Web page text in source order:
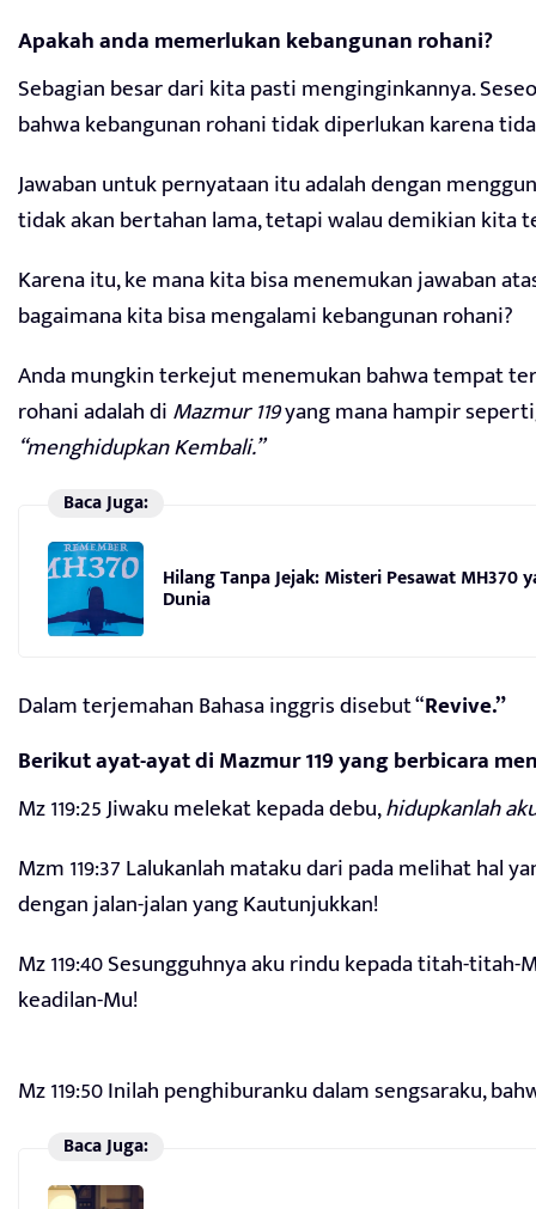
Apakah anda memerlukan kebangunan rohani?
Sebagian besar dari kita pasti menginginkannya.
bahwa kebangunan rohani tidak diperlukan karena
Jawaban untuk pernyataan itu adalah dengan
tidak akan bertahan lama, tetapi walau demikian kita
Karena itu, ke mana kita bisa menemukan jawaban
bagaimana kita bisa mengalami kebangunan rohani?
Anda mungkin terkejut menemukan bahwa tempat
rohani adalah diMazmur 119yang mana hampir
“menghidupkan Kembali.”
Baca Juga:
Hilang Tanpa Jejak: Misteri Pesawat MH370
Dunia
Dalam terjemahan Bahasa inggris disebut “Revive.”
Berikut ayat-ayat di Mazmur 119 yang berbicara
Mz 119:25 Jiwaku melekat kepada debu,hidupkanlah
Mzm 119:37 Lalukanlah mataku dari pada melihat hal
dengan jalan-jalan yang Kautunjukkan!
Mz 119:40 Sesungguhnya aku rindu kepada titah-titah-
keadilan-Mu!
Mz 119:50 Inilah penghiburanku dalam sengsaraku,
Baca Juga: